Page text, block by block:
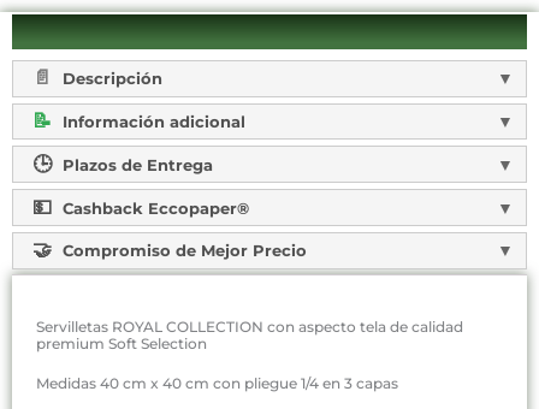
Descripción
Información adicional
Plazos de Entrega
Cashback Eccopaper®
Compromiso de Mejor Precio
Servilletas ROYAL COLLECTION con aspecto tela de calidad
premium Soft Selection
Medidas 40 cm x 40 cm con pliegue 1/4 en 3 capas